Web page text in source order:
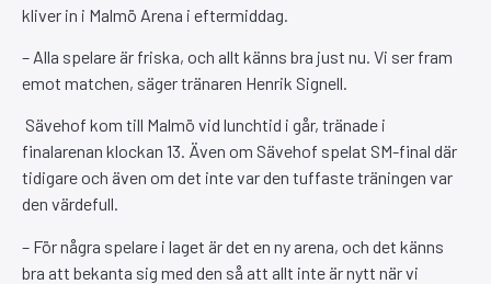
kliver in i Malmö Arena i eftermiddag.
– Alla spelare är friska, och allt känns bra just nu. Vi ser fram
emot matchen, säger tränaren Henrik Signell.
Sävehof kom till Malmö vid lunchtid i går, tränade i
finalarenan klockan 13. Även om Sävehof spelat SM-final där
tidigare och även om det inte var den tuffaste träningen var
den värdefull.
– För några spelare i laget är det en ny arena, och det känns
bra att bekanta sig med den så att allt inte är nytt när vi